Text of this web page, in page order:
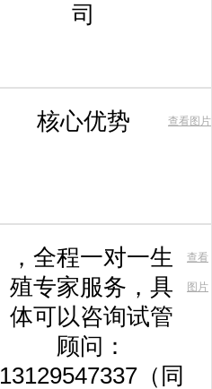
司
核心优势 查看图片
，全程一对一生
殖专家服务，具
体可以咨询试管
顾问：
13129547337（同
查看
图片